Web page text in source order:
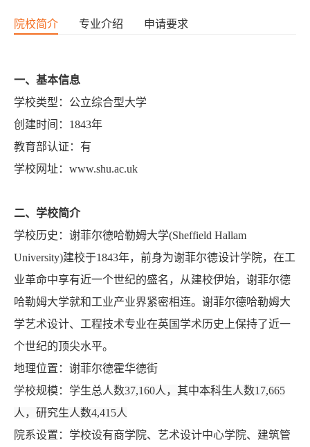
院校简介 专业介绍 申请要求
一、基本信息
学校类型：公立综合型大学
创建时间： 1843年
教育部认证：有
学校网址： www.shu.ac.uk
二、学校简介
学校历史：谢菲尔德哈勒姆大学(Sheffield Hallam
University)建校于1843年，前身为谢菲尔德设计学院，在工
业革命中享有近一个世纪的盛名，从建校伊始，谢菲尔德
哈勒姆大学就和工业产业界紧密相连。谢菲尔德哈勒姆大
学艺术设计、工程技术专业在英国学术历史上保持了近一
个世纪的顶尖水平。
地理位置：谢菲尔德霍华德街
学校规模：学生总人数37,160人，其中本科生人数17,665
人，研究生人数4,415人
院系设置：学校设有商学院、艺术设计中心学院、建筑管